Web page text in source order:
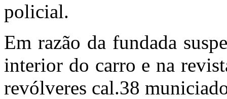
policial.
Em razão da fundada
interior do carro e na
revólveres cal.38